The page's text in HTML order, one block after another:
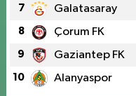
7 Galatasaray
8 Çorum FK
9 Gaziantep FK
10 Alanyaspor